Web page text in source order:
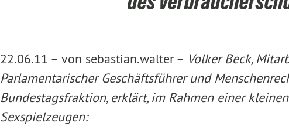
22.06.11 – von sebastian.walter – Volker Beck,
Parlamentarischer Geschäftsführer und
Bundestagsfraktion, erklärt, im Rahmen einer
Sexspielzeugen: